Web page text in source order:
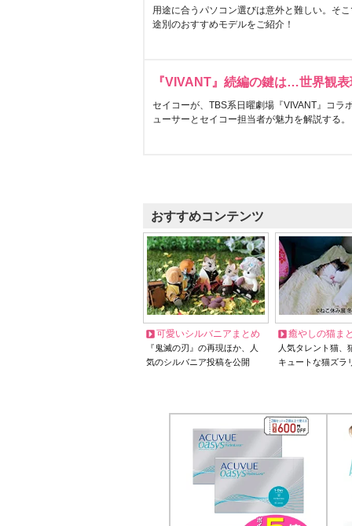
用途に合うパソコン選びは意外と難しい。そ
途別のおすすめモデルをご紹介！
『VIVANT』続編の鍵は…世界観
セイコーが、TBS系日曜劇場『VIVANT』コラ
ューサーとセイコー担当者が魅力を解説する。
おすすめコンテンツ
可愛いシルバニアまとめ
『鬼滅の刃』の再現ほか、人
気のシルバニア投稿を公開
癒やしの猫ま
人気タレント猫
キュートな猫ズラ